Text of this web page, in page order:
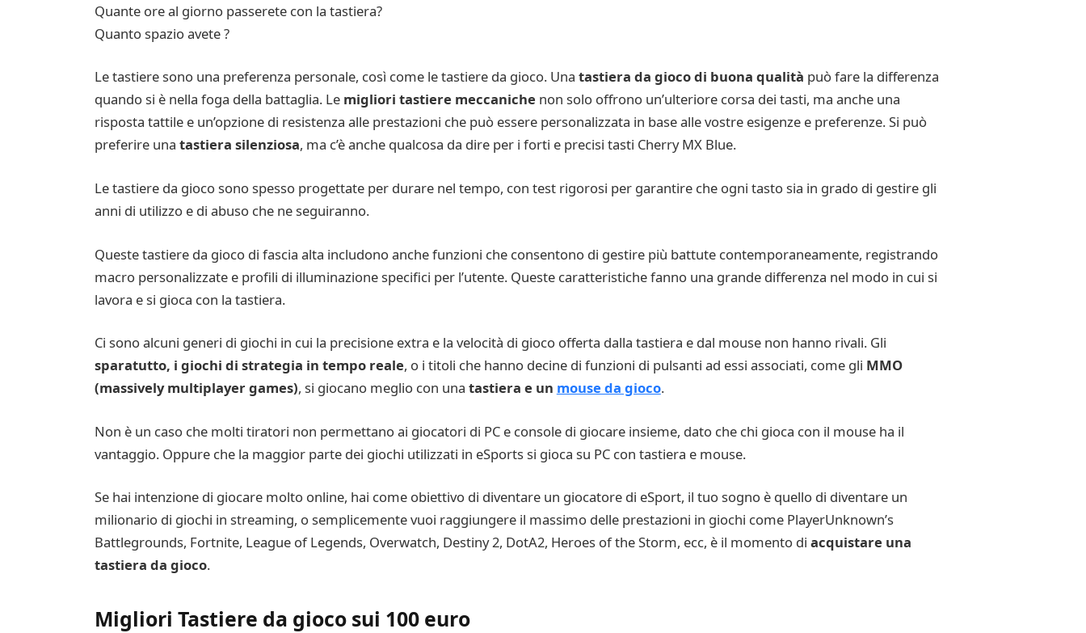
Quante ore al giorno passerete con la tastiera?
Quanto spazio avete ?
Le tastiere sono una preferenza personale, così come le tastiere da gioco. Una tastiera da gioco di buona qualità può fare la differenza
quando si è nella foga della battaglia. Le migliori tastiere meccaniche non solo offrono un’ulteriore corsa dei tasti, ma anche una
risposta tattile e un’opzione di resistenza alle prestazioni che può essere personalizzata in base alle vostre esigenze e preferenze. Si può
preferire una tastiera silenziosa, ma c’è anche qualcosa da dire per i forti e precisi tasti Cherry MX Blue.
Le tastiere da gioco sono spesso progettate per durare nel tempo, con test rigorosi per garantire che ogni tasto sia in grado di gestire gli
anni di utilizzo e di abuso che ne seguiranno.
Queste tastiere da gioco di fascia alta includono anche funzioni che consentono di gestire più battute contemporaneamente, registrando
macro personalizzate e profili di illuminazione specifici per l’utente. Queste caratteristiche fanno una grande differenza nel modo in cui si
lavora e si gioca con la tastiera.
Ci sono alcuni generi di giochi in cui la precisione extra e la velocità di gioco offerta dalla tastiera e dal mouse non hanno rivali. Gli
sparatutto, i giochi di strategia in tempo reale, o i titoli che hanno decine di funzioni di pulsanti ad essi associati, come gli MMO
(massively multiplayer games), si giocano meglio con una tastiera e un mouse da gioco.
Non è un caso che molti tiratori non permettano ai giocatori di PC e console di giocare insieme, dato che chi gioca con il mouse ha il
vantaggio. Oppure che la maggior parte dei giochi utilizzati in eSports si gioca su PC con tastiera e mouse.
Se hai intenzione di giocare molto online, hai come obiettivo di diventare un giocatore di eSport, il tuo sogno è quello di diventare un
milionario di giochi in streaming, o semplicemente vuoi raggiungere il massimo delle prestazioni in giochi come PlayerUnknown’s
Battlegrounds, Fortnite, League of Legends, Overwatch, Destiny 2, DotA2, Heroes of the Storm, ecc, è il momento di acquistare una
tastiera da gioco.
Migliori Tastiere da gioco sui 100 euro